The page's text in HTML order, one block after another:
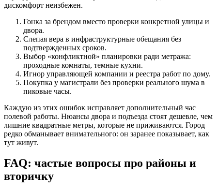
дискомфорт неизбежен.
Гонка за брендом вместо проверки конкретной улицы и
двора.
Слепая вера в инфраструктурные обещания без
подтвержденных сроков.
Выбор «конфликтной» планировки ради метража:
проходные комнаты, темные кухни.
Игнор управляющей компании и реестра работ по дому.
Покупка у магистрали без проверки реального шума в
пиковые часы.
Каждую из этих ошибок исправляет дополнительный час
полевой работы. Нюансы двора и подъезда стоят дешевле, чем
лишние квадратные метры, которые не приживаются. Город
редко обманывает внимательного: он заранее показывает, как
тут живут.
FAQ: частые вопросы про районы и
вторичку